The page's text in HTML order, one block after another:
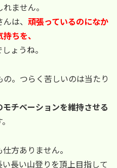
ません。
は、 頑張っているのになか
ちを、
しょうね。
。つらく苦しいのは当たり
モチベーションを維持させる
方ありません。
長い山登りを頂上目指して